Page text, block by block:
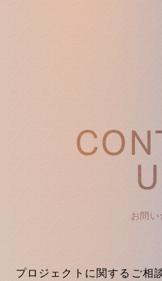
お問
プロジェクトに関するご相